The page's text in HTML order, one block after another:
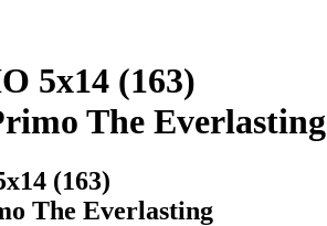
5x14 (163)
The Everlasting
(163)
The Everlasting